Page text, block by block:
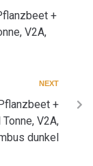
+
V2A,
NEXT
+
V2A,
dunkel